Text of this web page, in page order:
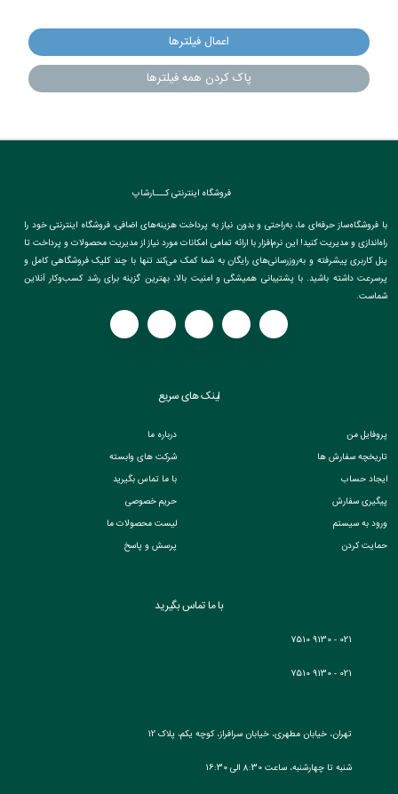
اعمال فیلترها
پاک کردن همه فیلترها
فروشگاه اینترنتی کـــارشاپ
با فروشگاه‌ساز حرفه‌ای ما، به‌راحتی و بدون نیاز به پرداخت هزینه‌های اضافی، فروشگاه اینترنتی خود را
راه‌اندازی و مدیریت کنید! این نرم‌افزار با ارائه تمامی امکانات مورد نیاز از مدیریت محصولات و پرداخت تا
پنل کاربری پیشرفته و به‌روزرسانی‌های رایگان به شما کمک می‌کند تنها با چند کلیک فروشگاهی کامل و
پرسرعت داشته باشید. با پشتیبانی همیشگی و امنیت بالا، بهترین گزینه برای رشد کسب‌وکار آنلاین
شماست.
لینک های سریع
پروفایل من
تاریخچه سفارش ها
ایجاد حساب
پیگیری سفارش
ورود به سیستم
حمایت کردن
درباره ما
شرکت های وابسته
با ما تماس بگیرید
حریم خصوصی
لیست محصولات ما
پرسش و پاسخ
با ما تماس بگیرید
021 - 9130 7510
021 - 9130 7510
تهران، خیابان مطهری، خیابان سرافراز، کوچه یکم، پلاک 12
شنبه تا چهارشنبه، ساعت 8:30 الی 16:30